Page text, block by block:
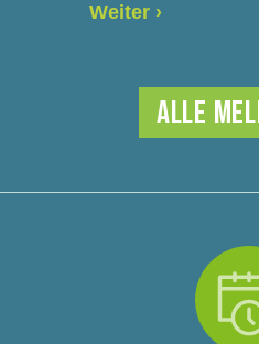
Weiter ›
ALLE